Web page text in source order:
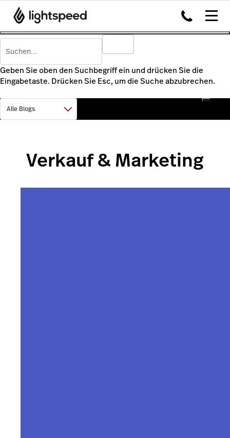
Geben Sie oben den Suchbegriff ein und drücken Sie die
Eingabetaste. Drücken Sie Esc, um die Suche abzubrechen.
Verkauf & Marketing